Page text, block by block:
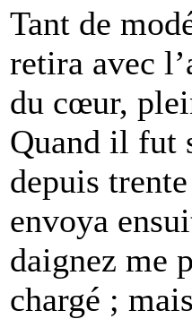
Tant de
retira avec
du cœur,
Quand il fut
depuis
envoya
daignez me
chargé ;